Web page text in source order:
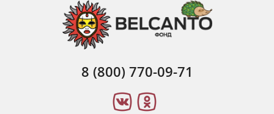
8 (800) 770-09-71